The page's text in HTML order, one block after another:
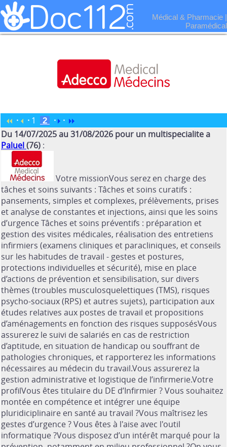
Médical & Pharmacie |
Paramédical
· · 1 2 ·
·
Du 14/07/2025 au 31/08/2026 pour un multispecialite a
Paluel(76) :
Votre missionVous serez en charge des
tâches et soins suivants : Tâches et soins curatifs :
pansements, simples et complexes, prélèvements, prises
et analyse de constantes et injections, ainsi que les soins
d’urgence Tâches et soins préventifs : préparation et
gestion des visites médicales, réalisation des entretiens
infirmiers (examens cliniques et paracliniques, et conseils
sur les habitudes de travail - gestes et postures,
protections individuelles et sécurité), mise en place
d’actions de prévention et sensibilisation, sur divers
thèmes (troubles musculosquelettiques (TMS), risques
psycho-sociaux (RPS) et autres sujets), participation aux
études relatives aux postes de travail et propositions
d’aménagements en fonction des risques supposésVous
assurerez le suivi de salariés en cas de restriction
d’aptitude, en situation de handicap ou souffrant de
pathologies chroniques, et rapporterez les informations
nécessaires au médecin du travail.Vous assurerez la
gestion administrative et logistique de l’infirmerie.Votre
profilVous êtes titulaire du DE d’Infirmier ? Vous souhaitez
montée en compétence et intégrer une équipe
pluridiciplinaire en santé au travail ?Vous maîtrisez les
gestes d’urgence ? Vous êtes à l'aise avec l'outil
informatique ?Vous disposez d’un intérêt marqué pour la